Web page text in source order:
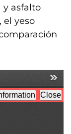
y asfalto
el yeso